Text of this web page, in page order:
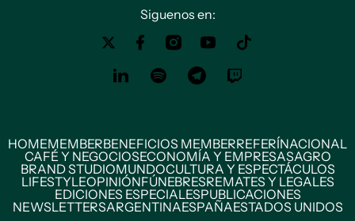
Siguenos en:
HOMEMEMBERBENEFICIOS MEMBERREFERÍNACIONAL
CAFÉ Y NEGOCIOSECONOMÍA Y EMPRESASAGRO
BRAND STUDIOMUNDOCULTURA Y ESPECTÁCULOS
LIFESTYLEOPINIÓNFÚNEBRESREMATES Y LEGALES
EDICIONES ESPECIALESPUBLICACIONES
NEWSLETTERSARGENTINAESPAÑAESTADOS UNIDOS